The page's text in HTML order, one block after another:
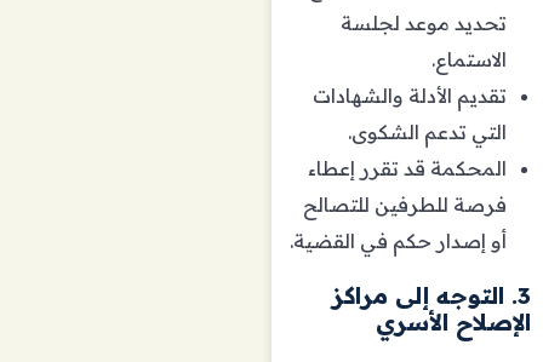
تحديد موعد لجلسة
الاستماع.
تقديم الأدلة والشهادات
التي تدعم الشكوى.
المحكمة قد تقرر إعطاء
فرصة للطرفين للتصالح
أو إصدار حكم في القضية.
3. التوجه إلى مراكز
الإصلاح الأسري